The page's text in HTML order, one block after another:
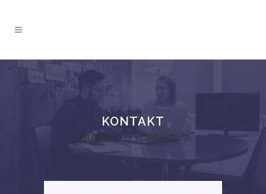
KONTAKT
Budimo u kontaktu...